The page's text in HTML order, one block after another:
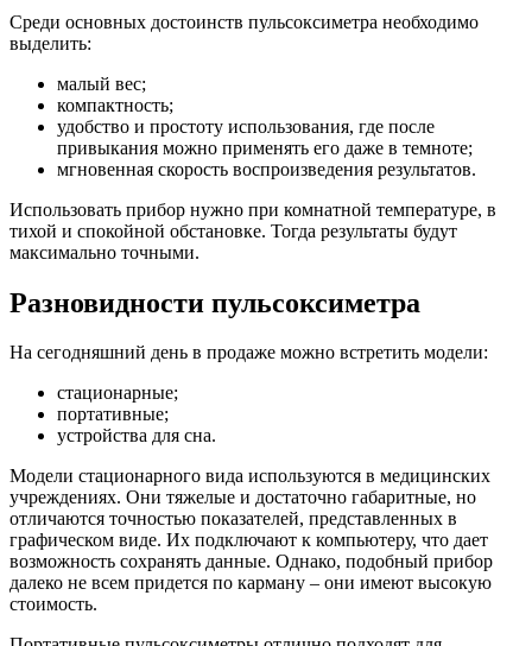
Среди основных достоинств пульсоксиметра необходимо
выделить:
малый вес;
компактность;
удобство и простоту использования, где после
привыкания можно применять его даже в темноте;
мгновенная скорость воспроизведения результатов.
Использовать прибор нужно при комнатной температуре, в
тихой и спокойной обстановке. Тогда результаты будут
максимально точными.
Разновидности пульсоксиметра
На сегодняшний день в продаже можно встретить модели:
стационарные;
портативные;
устройства для сна.
Модели стационарного вида используются в медицинских
учреждениях. Они тяжелые и достаточно габаритные, но
отличаются точностью показателей, представленных в
графическом виде. Их подключают к компьютеру, что дает
возможность сохранять данные. Однако, подобный прибор
далеко не всем придется по карману – они имеют высокую
стоимость.